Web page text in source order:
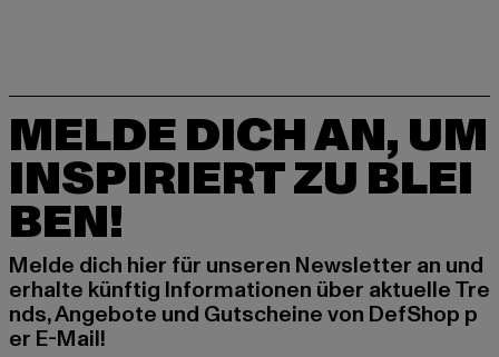
MELDE DICH AN, UM
INSPIRIERT ZU BLEI
BEN!
Melde dich hier für unseren Newsletter an und
erhalte künftig Informationen über aktuelle Tre
nds, Angebote und Gutscheine von DefShop p
er E-Mail!